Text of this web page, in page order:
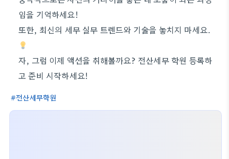
임을 기억하세요!
또한, 최신의 세무 실무 트렌드와 기술을 놓치지 마세요.
자, 그럼 이제 액션을 취해볼까요? 전산세무 학원 등록하
고 준비 시작하세요!
전산세무학원